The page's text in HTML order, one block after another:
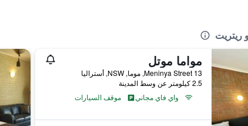
ريتريت
مواما موتل
13 Meninya Street, موما, NSW, أستراليا
2.5 كيلومتر عن وسط المدينة
واي فاي مجاني
موقف السيارات